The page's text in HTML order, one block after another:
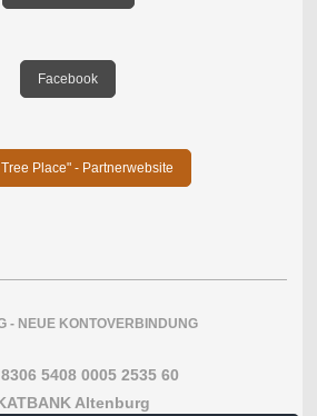
Facebook
Place" - Partnerwebsite
- NEUE KONTOVERBINDUNG
5408 0005 2535 60
Altenburg